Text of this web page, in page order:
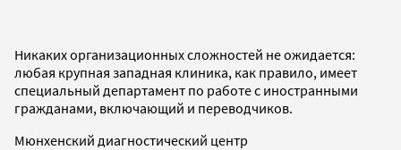
Никаких организационных сложностей не ожидается:
любая крупная западная клиника, как правило, имеет
специальный департамент по работе с иностранными
гражданами, включающий и переводчиков.
Мюнхенский диагностический центр